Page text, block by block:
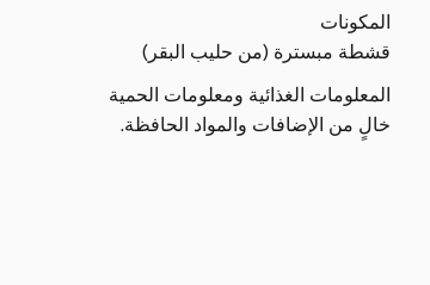
المكونات
قشطة مبسترة (من حليب البقر)
المعلومات الغذائية ومعلومات الحمية
خالٍ من الإضافات والمواد الحافظة.